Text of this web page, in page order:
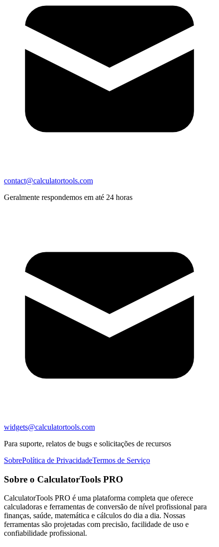
contact@calculatortools.com
Geralmente respondemos em até 24 horas
widgets@calculatortools.com
Para suporte, relatos de bugs e solicitações de recursos
SobrePolítica de PrivacidadeTermos de Serviço
Sobre o CalculatorTools PRO
CalculatorTools PRO é uma plataforma completa que oferece
calculadoras e ferramentas de conversão de nível profissional para
finanças, saúde, matemática e cálculos do dia a dia. Nossas
ferramentas são projetadas com precisão, facilidade de uso e
confiabilidade profissional.